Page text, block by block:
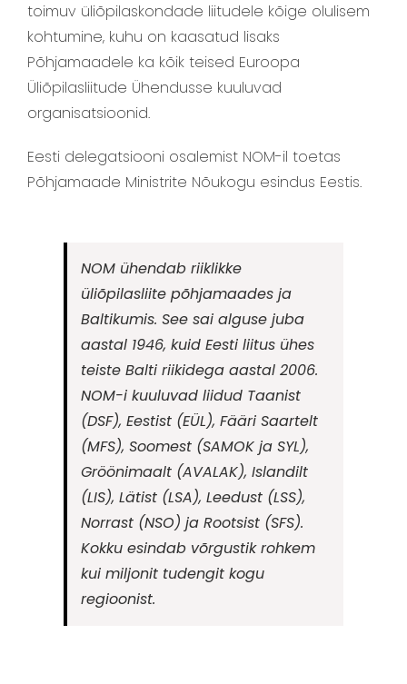
toimuv üliõpilaskondade liitudele kõige olulisem
kohtumine, kuhu on kaasatud lisaks
Põhjamaadele ka kõik teised Euroopa
Üliõpilasliitude Ühendusse kuuluvad
organisatsioonid.
Eesti delegatsiooni osalemist NOM-il toetas
Põhjamaade Ministrite Nõukogu esindus Eestis.
NOM ühendab riiklikke
üliõpilasliite põhjamaades ja
Baltikumis. See sai alguse juba
aastal 1946, kuid Eesti liitus ühes
teiste Balti riikidega aastal 2006.
NOM-i kuuluvad liidud Taanist
(DSF), Eestist (EÜL), Fääri Saartelt
(MFS), Soomest (SAMOK ja SYL),
Gröönimaalt (AVALAK), Islandilt
(LIS), Lätist (LSA), Leedust (LSS),
Norrast (NSO) ja Rootsist (SFS).
Kokku esindab võrgustik rohkem
kui miljonit tudengit kogu
regioonist.